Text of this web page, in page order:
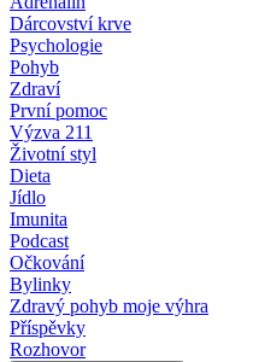
Dárcovství krve
Psychologie
Pohyb
Zdraví
První pomoc
Výzva 211
Životní styl
Dieta
Jídlo
Imunita
Podcast
Očkování
Bylinky
Zdravý pohyb moje výhra
Příspěvky
Rozhovor